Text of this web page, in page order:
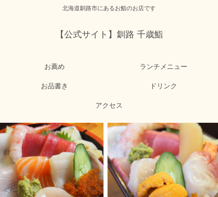
北海道釧路市にあるお鮨のお店です
【公式サイト】釧路 千歳鮨
お薦め ランチメニュー
お品書き ドリンク
アクセス